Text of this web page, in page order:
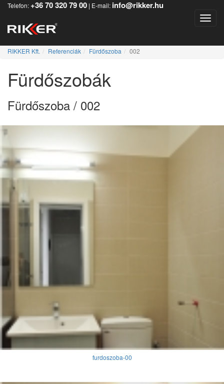
Telefon: +36 70 320 79 00 | E-mail: info@rikker.hu
RIKKER Kft. Referenciák Fürdőszoba 002
Fürdőszobák
Fürdőszoba / 002
furdoszoba-00